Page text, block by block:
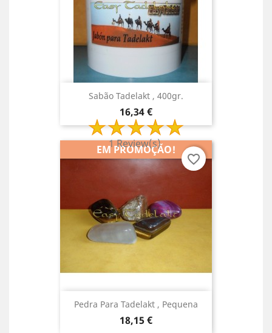
Sabão Tadelakt , 400gr.
Preço
16,34 €
1 Review(s)
Pedra Para Tadelakt , Pequena
Preço
18,15 €
EM PROMOÇÃO!
favorite_border